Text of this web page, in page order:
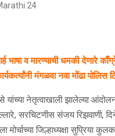
24
भाषा व मारण्याची धमकी देणारे
मंगळवा नवा मोंढा
यांच्या नेतृत्वाखाली झालेल्या
सरचिटणीस संजय रिझवाणी,
जिल्हाध्यक्षा सुप्रिया